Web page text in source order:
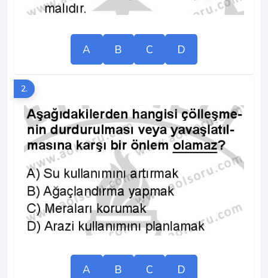
A B C D
2.
A B C D